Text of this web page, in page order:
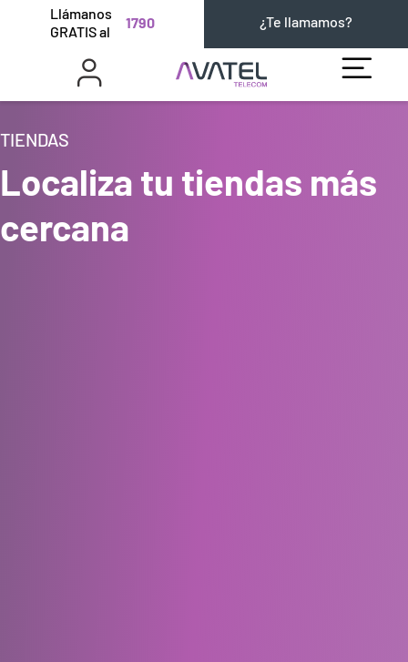
Llámanos
GRATIS al
1790 ¿Te llamamos?
TIENDAS
Localiza tu tiendas más
cercana